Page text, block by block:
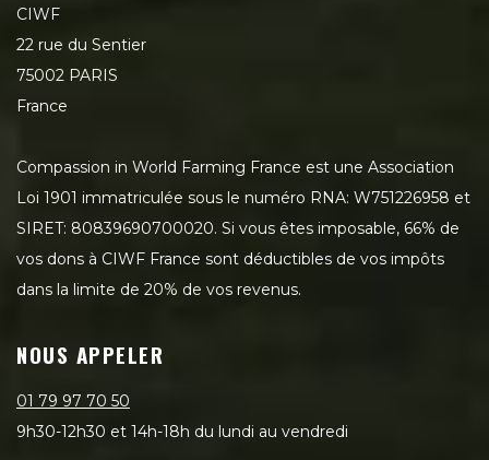
CIWF
22 rue du Sentier
75002 PARIS
France
Compassion in World Farming France est une Association
Loi 1901 immatriculée sous le numéro RNA: W751226958 et
SIRET: 80839690700020. Si vous êtes imposable, 66% de
vos dons à CIWF France sont déductibles de vos impôts
dans la limite de 20% de vos revenus.
NOUS APPELER
01 79 97 70 50
9h30-12h30 et 14h-18h du lundi au vendredi